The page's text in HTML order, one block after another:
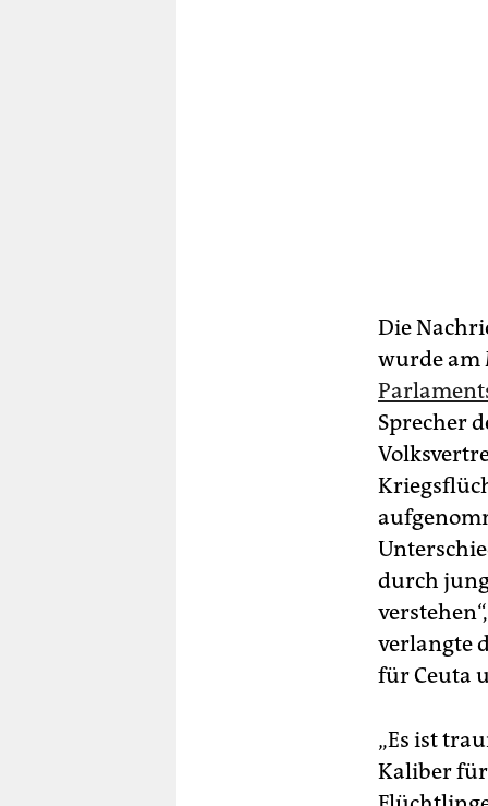
Die
wurde am
Sprecher
durch
verlangte
für Ceuta
„Es ist
Kaliber